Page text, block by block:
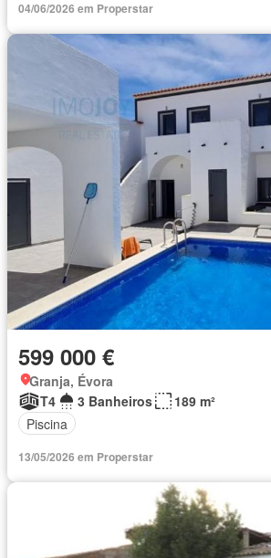
04/06/2026 em Properstar
599 000 €
Granja, Évora
T4
3 Banheiros
189 m²
Piscina
13/05/2026 em Properstar